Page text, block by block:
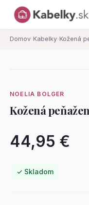
Domov› Kabelky› Kožená
NOELIA BOLGER
Kožená
44,95 €
✓ Skladom